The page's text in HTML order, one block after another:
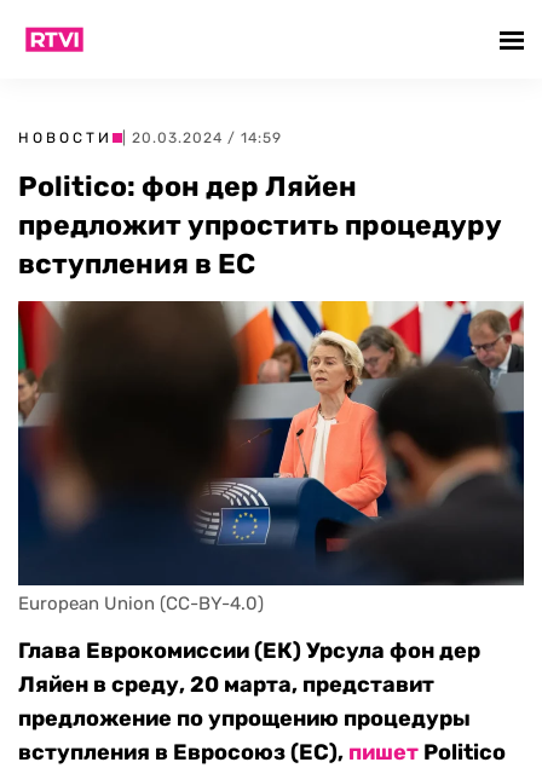
НОВОСТИ | 20.03.2024 / 14:59
Politico: фон дер Ляйен
предложит упростить процедуру
вступления в ЕС
European Union (CC-BY-4.0)
Глава Еврокомиссии (ЕК) Урсула фон дер
Ляйен в среду, 20 марта, представит
предложение по упрощению процедуры
вступления в Евросоюз (ЕС), пишет Politico